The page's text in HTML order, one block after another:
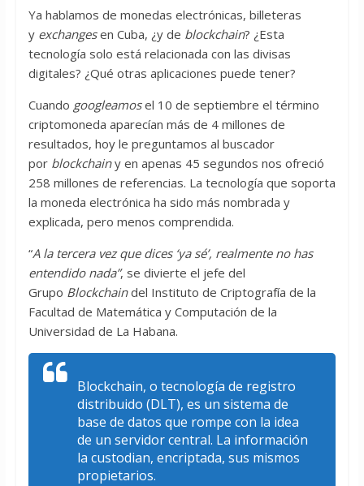
Ya hablamos de monedas electrónicas, billeteras
y exchangesen Cuba, ¿y de blockchain? ¿Esta
tecnología solo está relacionada con las divisas
digitales? ¿Qué otras aplicaciones puede tener?
Cuando googleamosel 10 de septiembre el término
criptomoneda aparecían más de 4 millones de
resultados, hoy le preguntamos al buscador
por blockchainy en apenas 45 segundos nos ofreció
258 millones de referencias. La tecnología que soporta
la moneda electrónica ha sido más nombrada y
explicada, pero menos comprendida.
“A la tercera vez que dices ‘ya sé’, realmente no has
entendido nada”, se divierte el jefe del
Grupo Blockchaindel Instituto de Criptografía de la
Facultad de Matemática y Computación de la
Universidad de La Habana.
Blockchain, o tecnología de registro
distribuido (DLT), es un sistema de
base de datos que rompe con la idea
de un servidor central. La información
la custodian, encriptada, sus mismos
propietarios.